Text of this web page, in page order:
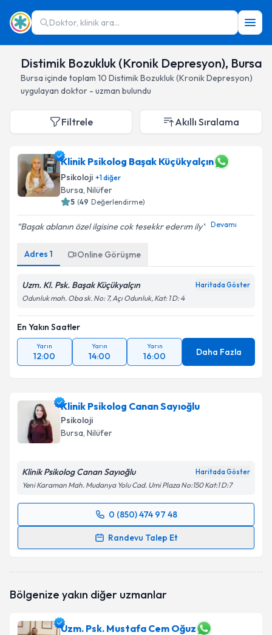
Doktor, klinik ara...
Distimik Bozukluk (Kronik Depresyon), Bursa
Bursa içinde toplam 10 Distimik Bozukluk (Kronik Depresyon)
uygulayan doktor - uzman bulundu
Filtrele Akıllı Sıralama
Klinik Psikolog Başak Küçükyalçın
Psikoloji +1diğer
Bursa, Nilüfer
5 (49 Değerlendirme)
Başak ablanın özel ilgisine cok tesekkr ederım ily Devamı
Adres 1 Online Görüşme
Uzm. Kl. Psk. Başak Küçükyalçın Haritada Göster
Odunluk mah. Oba sk. No: 7, Açı Odunluk, Kat: 1 D: 4
En Yakın Saatler
Yarın
12:00
Yarın
14:00
Yarın
16:00 Daha Fazla
Klinik Psikolog Canan Sayıoğlu
Psikoloji
Bursa, Nilüfer
Klinik Psikolog Canan Sayıoğlu Haritada Göster
Yeni Karaman Mah. Mudanya Yolu Cad. Umi Plaza No:150 Kat:1 D:7
0 (850) 474 97 48
Randevu Talep Et
Randevu Takvimi Talebi
talebi oluşturun. Size bu uzmandan randevu almanız
bilgilendireceğiz.
E-posta Adresiniz
Bölgenize yakın diğer uzmanlar
Uzm. Psk. Mustafa Cem Oğuz